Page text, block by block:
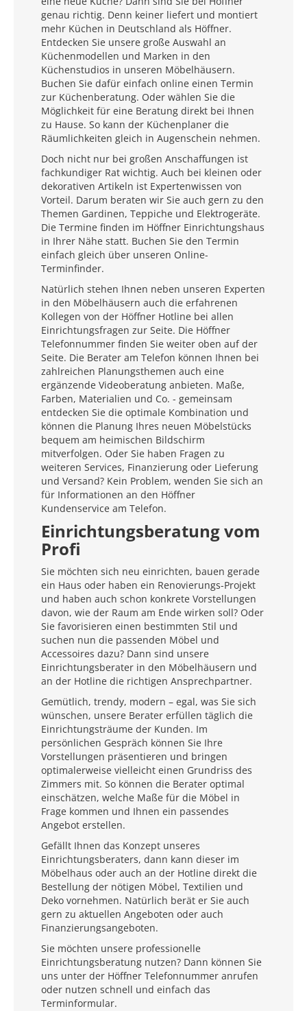
genau richtig. Denn keiner liefert und montiert
mehr Küchen in Deutschland als Höffner.
Entdecken Sie unsere große Auswahl an
Küchenmodellen und Marken in den
Küchenstudios in unseren Möbelhäusern.
Buchen Sie dafür einfach online einen Termin
zur Küchenberatung. Oder wählen Sie die
Möglichkeit für eine Beratung direkt bei Ihnen
zu Hause. So kann der Küchenplaner die
Räumlichkeiten gleich in Augenschein nehmen.
Doch nicht nur bei großen Anschaffungen ist
fachkundiger Rat wichtig. Auch bei kleinen oder
dekorativen Artikeln ist Expertenwissen von
Vorteil. Darum beraten wir Sie auch gern zu den
Themen Gardinen, Teppiche und Elektrogeräte.
Die Termine finden im Höffner Einrichtungshaus
in Ihrer Nähe statt. Buchen Sie den Termin
einfach gleich über unseren Online-
Terminfinder.
Natürlich stehen Ihnen neben unseren Experten
in den Möbelhäusern auch die erfahrenen
Kollegen von der Höffner Hotline bei allen
Einrichtungsfragen zur Seite. Die Höffner
Telefonnummer finden Sie weiter oben auf der
Seite. Die Berater am Telefon können Ihnen bei
zahlreichen Planungsthemen auch eine
ergänzende Videoberatung anbieten. Maße,
Farben, Materialien und Co. - gemeinsam
entdecken Sie die optimale Kombination und
können die Planung Ihres neuen Möbelstücks
bequem am heimischen Bildschirm
mitverfolgen. Oder Sie haben Fragen zu
weiteren Services, Finanzierung oder Lieferung
und Versand? Kein Problem, wenden Sie sich an
für Informationen an den Höffner
Kundenservice am Telefon.
Einrichtungsberatung vom
Profi
Sie möchten sich neu einrichten, bauen gerade
ein Haus oder haben ein Renovierungs-Projekt
und haben auch schon konkrete Vorstellungen
davon, wie der Raum am Ende wirken soll? Oder
Sie favorisieren einen bestimmten Stil und
suchen nun die passenden Möbel und
Accessoires dazu? Dann sind unsere
Einrichtungsberater in den Möbelhäusern und
an der Hotline die richtigen Ansprechpartner.
Gemütlich, trendy, modern – egal, was Sie sich
wünschen, unsere Berater erfüllen täglich die
Einrichtungsträume der Kunden. Im
persönlichen Gespräch können Sie Ihre
Vorstellungen präsentieren und bringen
optimalerweise vielleicht einen Grundriss des
Zimmers mit. So können die Berater optimal
einschätzen, welche Maße für die Möbel in
Frage kommen und Ihnen ein passendes
Angebot erstellen.
Gefällt Ihnen das Konzept unseres
Einrichtungsberaters, dann kann dieser im
Möbelhaus oder auch an der Hotline direkt die
Bestellung der nötigen Möbel, Textilien und
Deko vornehmen. Natürlich berät er Sie auch
gern zu aktuellen Angeboten oder auch
Finanzierungsangeboten.
Sie möchten unsere professionelle
Einrichtungsberatung nutzen? Dann können Sie
uns unter der Höffner Telefonnummer anrufen
oder nutzen schnell und einfach das
Terminformular.